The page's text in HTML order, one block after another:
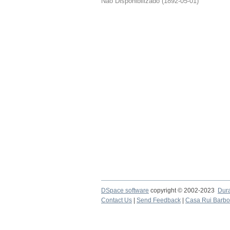
DSpace software copyright © 2002-2023
Contact Us
Send Feedback Casa Rui